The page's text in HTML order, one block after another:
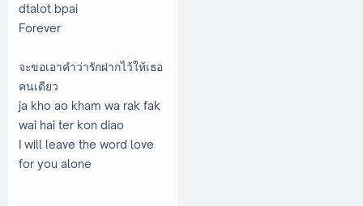
dtalot bpai
Forever
จะขอเอาคำว่ารักฝากไว้ให้เธอ
คนเดียว
ja kho ao kham wa rak fak
wai hai ter kon diao
I will leave the word love
for you alone